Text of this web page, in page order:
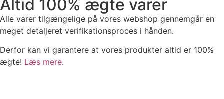
Altid 100% ægte varer
Alle varer tilgængelige på vores webshop gennemgår en
meget detaljeret verifikationsproces i hånden.
Derfor kan vi garantere at vores produkter altid er 100%
ægte! Læs mere.